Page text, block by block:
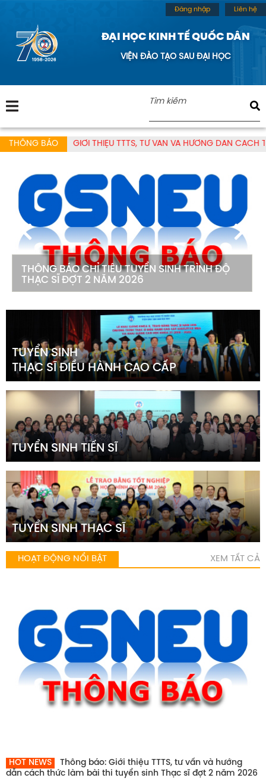
ĐẠI HỌC KINH TẾ QUỐC DÂN
VIỆN ĐÀO TẠO SAU ĐẠI HỌC
Đăng nhập Liên hệ
THÔNG BÁO
BÁO: GIỚI THIỆU TTTS, TƯ VẤN VÀ HƯỚNG DẪN CÁCH
THÔNG BÁO CHỈ TIÊU TUYỂN SINH TRÌNH ĐỘ
THẠC SĨ ĐỢT 2 NĂM 2026
TUYỂN SINH
THẠC SĨ ĐIỀU HÀNH CAO CẤP
TUYỂN SINH TIẾN SĨ
TUYỂN SINH THẠC SĨ
HOẠT ĐỘNG NỔI BẬT XEM TẤT CẢ
HOT NEWS
Thông báo: Giới thiệu TTTS, tư vấn và hướng
dẫn cách thức làm bài thi tuyển sinh Thạc sĩ đợt 2 năm 2026